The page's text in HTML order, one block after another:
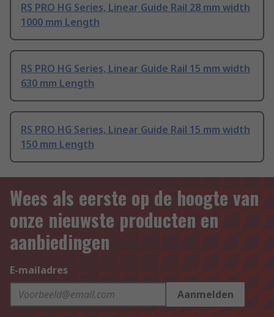
RS PRO HG Series, Linear Guide Rail 28 mm width
1000 mm Length
RS PRO HG Series, Linear Guide Rail 15 mm width
630 mm Length
RS PRO HG Series, Linear Guide Rail 15 mm width
150 mm Length
Wees als eerste op de hoogte van
onze nieuwste producten en
aanbiedingen
E-mailadres
Aanmelden